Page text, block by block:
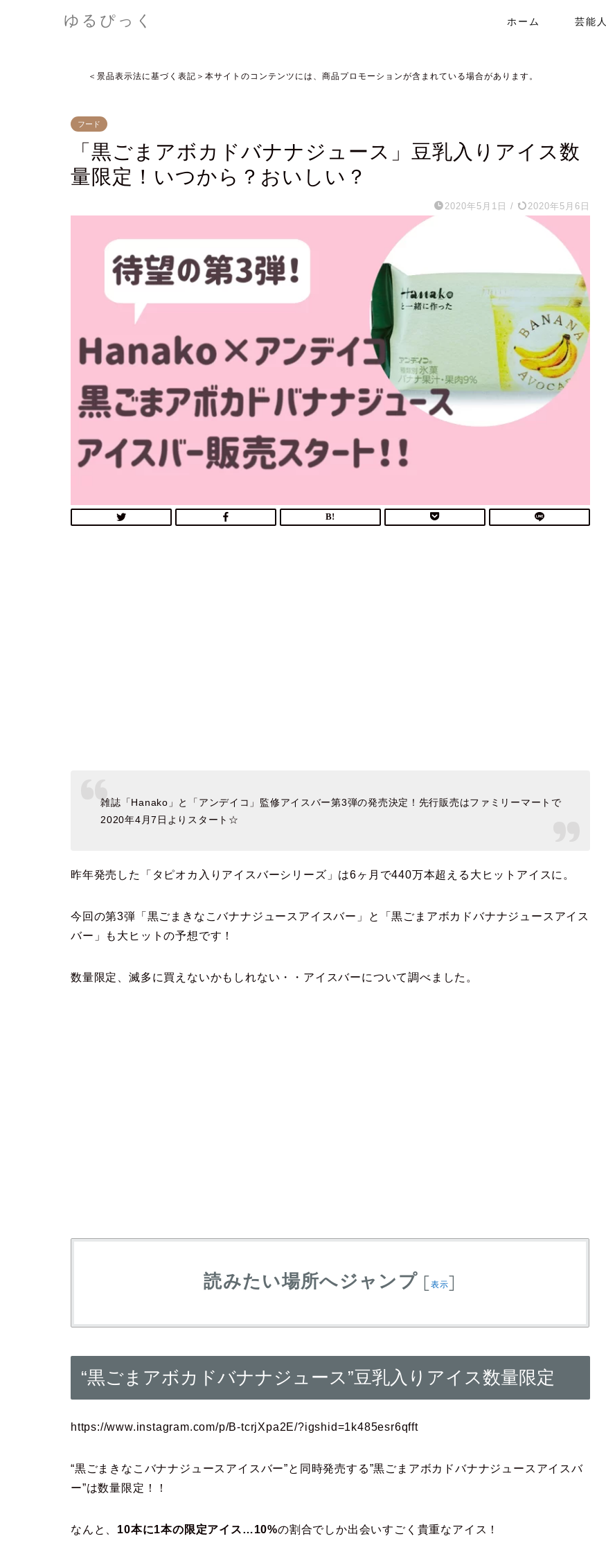
ゆるぴっく ホーム 芸能人
＜景品表示法に基づく表記＞本サイトのコンテンツには、商品プロモーションが含まれている場合があります。
フード
「黒ごまアボカドバナナジュース」豆乳入りアイス数
量限定！いつから？おいしい？
2020年5月1日 / 2020年5月6日
雑誌「Hanako」と「アンデイコ」監修アイスバー第3弾の発売決定！先行販売はファミリーマートで
2020年4月7日よりスタート☆
昨年発売した「タピオカ入りアイスバーシリーズ」は6ヶ月で440万本超える大ヒットアイスに。
今回の第3弾「黒ごまきなこバナナジュースアイスバー」と「黒ごまアボカドバナナジュースアイス
バー」も大ヒットの予想です！
数量限定、滅多に買えないかもしれない・・アイスバーについて調べました。
読みたい場所へジャンプ [表示]
“黒ごまアボカドバナナジュース”豆乳入りアイス数量限定
https://www.instagram.com/p/B-tcrjXpa2E/?igshid=1k485esr6qfft
“黒ごまきなこバナナジュースアイスバー”と同時発売する”黒ごまアボカドバナナジュースアイスバ
ー”は数量限定！！
なんと、 10本に1本の限定アイス…10%の割合でしか出会いすごく貴重なアイス！